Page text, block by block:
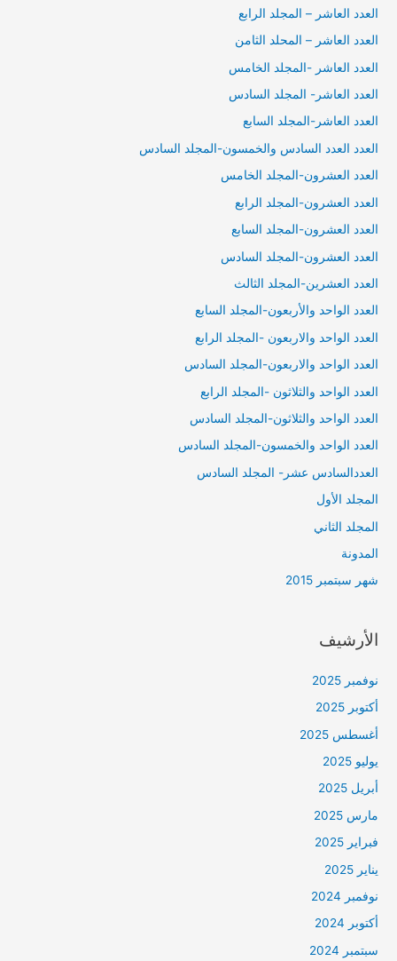
العدد العاشر – المجلد الرابع
العدد العاشر – المحلد الثامن
العدد العاشر -المجلد الخامس
العدد العاشر- المجلد السادس
العدد العاشر-المجلد السابع
العدد العدد السادس والخمسون-المجلد السادس
العدد العشرون-المجلد الخامس
العدد العشرون-المجلد الرابع
العدد العشرون-المجلد السابع
العدد العشرون-المجلد السادس
العدد العشرين-المجلد الثالث
العدد الواحد والأربعون-المجلد السابع
العدد الواحد والاربعون -المجلد الرابع
العدد الواحد والاربعون-المجلد السادس
العدد الواحد والثلاثون -المجلد الرابع
العدد الواحد والثلاثون-المجلد السادس
العدد الواحد والخمسون-المجلد السادس
العددالسادس عشر- المجلد السادس
المجلد الأول
المجلد الثاني
المدونة
شهر سبتمبر 2015
الأرشيف
نوفمبر 2025
أكتوبر 2025
أغسطس 2025
يوليو 2025
أبريل 2025
مارس 2025
فبراير 2025
يناير 2025
نوفمبر 2024
أكتوبر 2024
سبتمبر 2024